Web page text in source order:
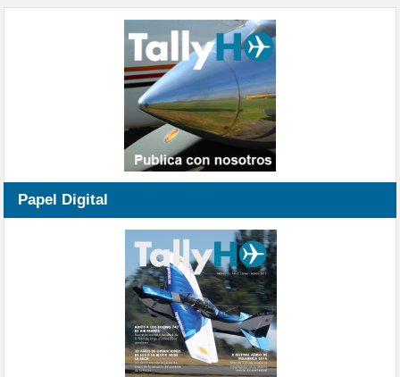
Papel Digital